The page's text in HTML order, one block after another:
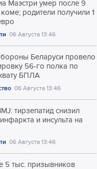
Маэстри умер после 9
коме; родители получили 1
06 Августа 13:46
Беларуси провело
56-го полка по
БПЛА
06 Августа 13:46
тирзепатид снизил
и инсульта на
06 Августа 13:46
5 тыс. призывников